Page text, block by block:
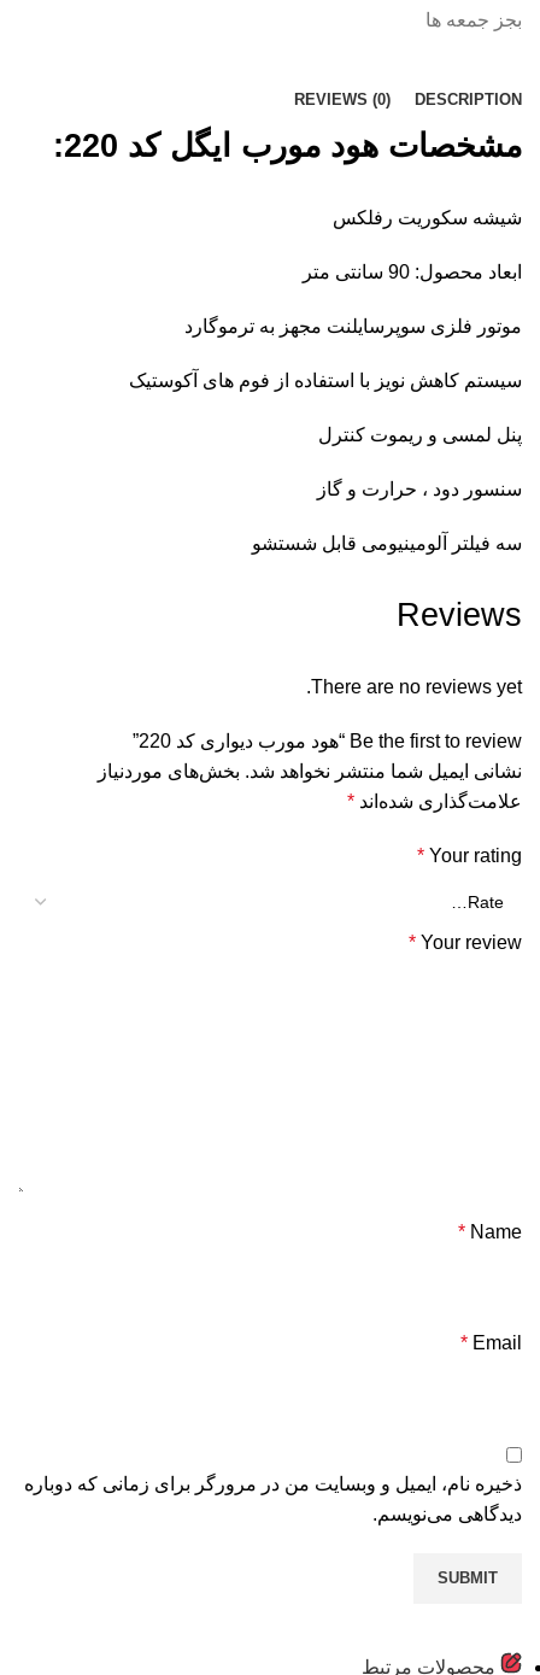
بجز جمعه ها
DESCRIPTION
REVIEWS (0)
مشخصات هود مورب ایگل کد 220:
شیشه سکوریت رفلکس
ابعاد محصول: 90 سانتی متر
موتور فلزی سوپرسایلنت مجهز به ترموگارد
سیستم کاهش نویز با استفاده از فوم های آکوستیک
پنل لمسی و ریموت کنترل
سنسور دود ، حرارت و گاز
سه فیلتر آلومینیومی قابل شستشو
Reviews
There are no reviews yet.
Be the first to review “هود مورب دیواری کد 220”
نشانی ایمیل شما منتشر نخواهد شد. بخش‌های موردنیاز
علامت‌گذاری شده‌اند *
Your rating
*
Your review
*
Name
*
Email
*
ذخیره نام، ایمیل و وبسایت من در مرورگر برای زمانی که دوباره
دیدگاهی می‌نویسم.
محصولات مرتبط